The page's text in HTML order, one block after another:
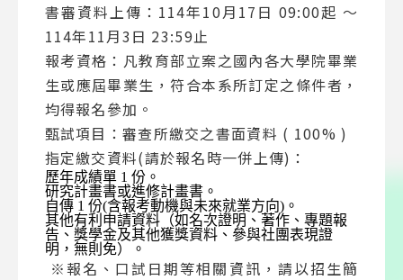
書審資料上傳：114年10月17日 09:00起 ～
114年11月3日 23:59止
報考資格：凡教育部立案之國內各大學院畢業
生或應屆畢業生，符合本系所訂定之條件者，
均得報名參加。
甄試項目：審查所繳交之書面資料 ( 100% )
指定繳交資料(請於報名時一併上傳)：
歷年成績單 1 份。
研究計畫書或進修計畫書。
自傳 1 份(含報考動機與未來就業方向)。
其他有利申請資料（如名次證明、著作、專題報
告、獎學金及其他獲獎資料、參與社團表現證
明，無則免）。
※報名、口試日期等相關資訊，請以招生簡